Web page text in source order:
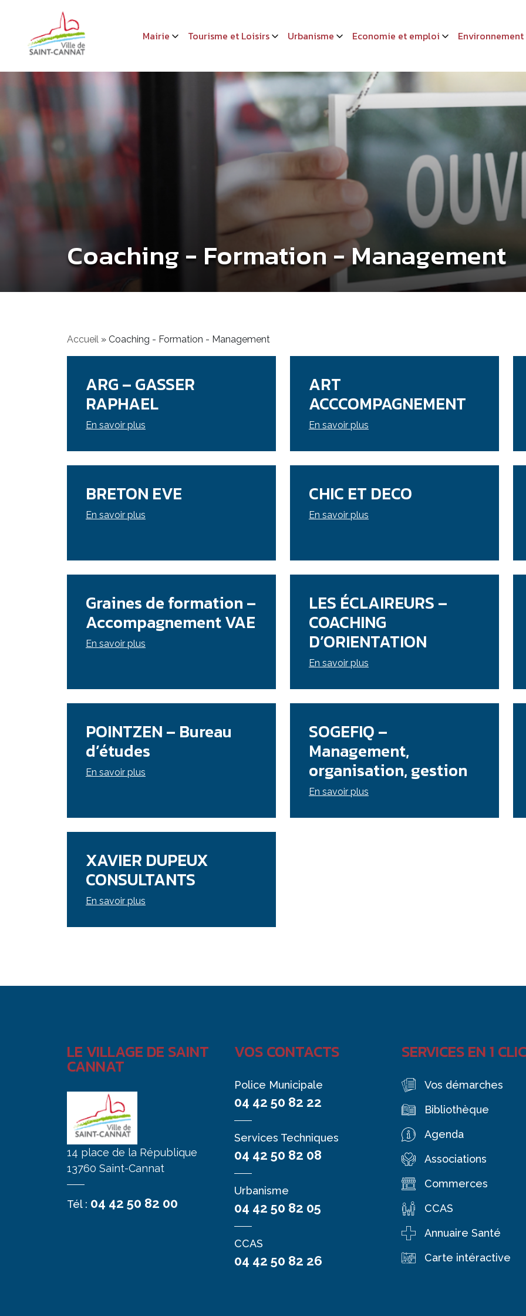
Mairie Tourisme et Loisirs Urbanisme Economie et emploi Environnement
Coaching - Formation - Management
Accueil » Coaching - Formation - Management
ARG – GASSER
RAPHAEL
En savoir plus
ART
ACCCOMPAGNEMENT
En savoir plus
BRETON EVE
En savoir plus
CHIC ET DECO
En savoir plus
Graines de formation –
Accompagnement VAE
En savoir plus
LES ÉCLAIREURS –
COACHING
D’ORIENTATION
En savoir plus
POINTZEN – Bureau
d’études
En savoir plus
SOGEFIQ –
Management,
organisation, gestion
En savoir plus
XAVIER DUPEUX
CONSULTANTS
En savoir plus
LE VILLAGE DE SAINT
CANNAT
14 place de la République
13760 Saint-Cannat
Tél : 04 42 50 82 00
VOS CONTACTS
Police Municipale
04 42 50 82 22
Services Techniques
04 42 50 82 08
Urbanisme
04 42 50 82 05
CCAS
04 42 50 82 26
SERVICES EN 1 CLIC
Vos démarches
Bibliothèque
Agenda
Associations
Commerces
CCAS
Annuaire Santé
Carte intéractive